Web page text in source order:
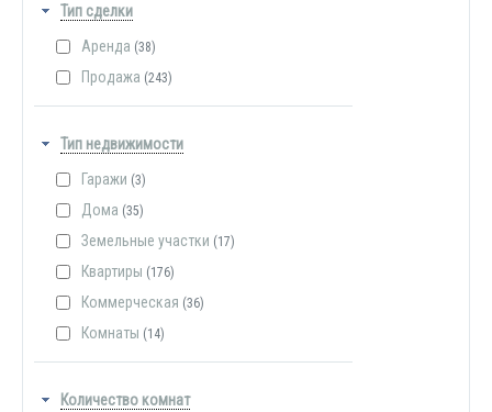
Тип сделки
Аренда (38)
Продажа (243)
Тип недвижимости
Гаражи (3)
Дома (35)
Земельные участки (17)
Квартиры (176)
Коммерческая (36)
Комнаты (14)
Количество комнат